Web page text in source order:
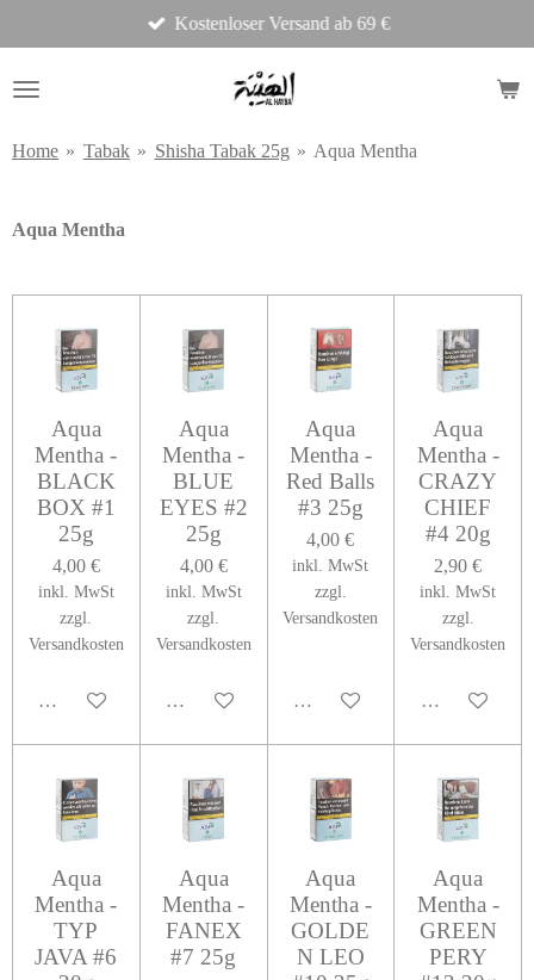
Hauptinhalt
springen
Kostenloser Versand ab 69 €
Home » Tabak » Shisha Tabak 25g » Aqua Mentha
Aqua Mentha
Aqua
Mentha -
BLACK
BOX #1
25g
4,00 €
inkl. MwSt
zzgl.
Versandkosten
In den Warenkorb
Aqua
Mentha -
BLUE
EYES #2
25g
4,00 €
inkl. MwSt
zzgl.
Versandkosten
In den Warenkorb
Aqua
Mentha -
Red Balls
#3 25g
4,00 €
inkl. MwSt
zzgl.
Versandkosten
In den Warenkorb
Aqua
Mentha -
CRAZY
CHIEF
#4 20g
2,90 €
inkl. MwSt
zzgl.
Versandkosten
In den
Aqua
Mentha -
TYP
JAVA #6
Aqua
Mentha -
FANEX
#7 25g
Aqua
Mentha -
GOLDE
N LEO
Aqua
Mentha -
GREEN
PERY